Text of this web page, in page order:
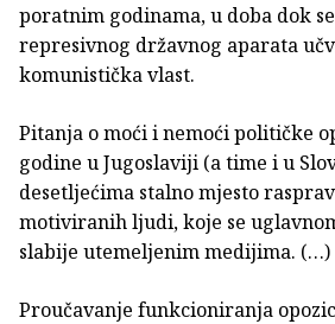
poratnim godinama, u doba dok
represivnog državnog aparata
komunistička vlast.
Pitanja o moći i nemoći političke
godine u Jugoslaviji (a time i u
desetljećima stalno mjesto
motiviranih ljudi, koje se
slabije utemeljenim medijima. (…)
Proučavanje funkcioniranja